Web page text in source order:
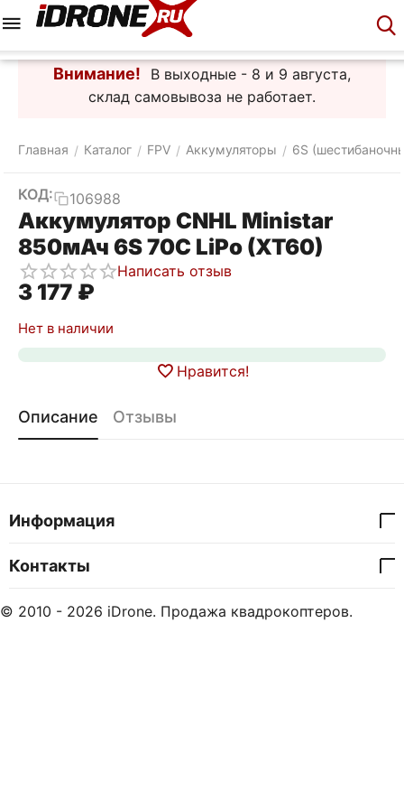
Внимание!
В выходные - 8 и 9 августа,
склад самовывоза не работает.
Главная / Каталог / FPV / Аккумуляторы / 6S
КОД: 106988
Аккумулятор CNHL Ministar
850мАч 6S 70C LiPo (XT60)
Написать отзыв
3 177 ₽
Нет в наличии
Нравится!
Описание Отзывы
Информация
Контакты
© 2010 - 2026 iDrone. Продажа квадрокоптеров.
Корзина